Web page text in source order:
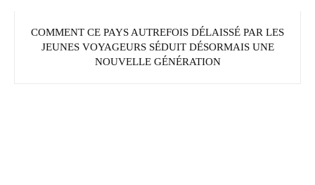
COMMENT CE PAYS AUTREFOIS DÉLAISSÉ PAR LES
JEUNES VOYAGEURS SÉDUIT DÉSORMAIS UNE
NOUVELLE GÉNÉRATION